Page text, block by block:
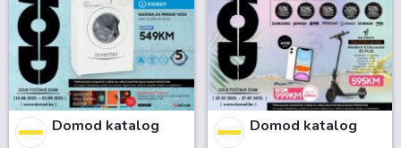
Domod katalog Domod katalog